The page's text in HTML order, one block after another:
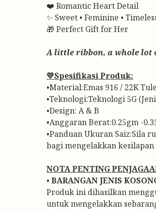
❤️ Romantic Heart Detail
✨ Sweet • Feminine •
🎁 Perfect Gift for Her
A little ribbon, a whole lot
💛Spesifikasi Produk:
•Material:Emas 916 / 22K
•Teknologi:Teknologi 5G
•Design: A & B
•Anggaran Berat:0.25gm -
•Panduan Ukuran Saiz:Sila
bagi mengelakkan kesilapan
NOTA PENTING
• BARANGAN JENIS
Produk ini dihasilkan
untuk mengelakkan